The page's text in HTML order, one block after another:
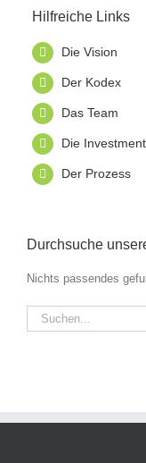
Hilfreiche Links
Die Vision
Der Kodex
Das Team
Die
Der Prozess
Durchsuche
Nichts passendes
Suche
nach: